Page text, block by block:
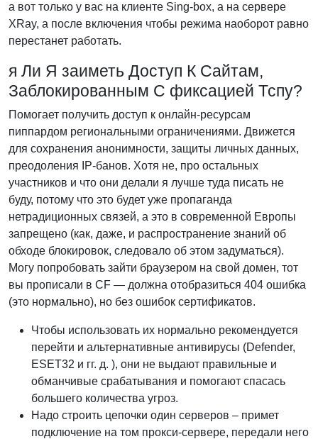
а вот только у вас на клиенте Sing‑box, а на сервере
XRay, а после включения чтобы режима наоборот равно
перестанет работать.
я Ли Я заиметь Доступ К Сайтам,
Заблокированным С фиксацией Тспу?
Помогает получить доступ к онлайн-ресурсам
пиппардом региональными ограничениями. Движется
для сохранения анонимности, защиты личных данных,
преодоления IP-банов. Хотя не, про остальных
участников и что они делали я лучше туда писать не
буду, потому что это будет уже пропаганда
нетрадиционных связей, а это в современной Европы
запрещено (как, даже, и распространение знаний об
обходе блокировок, следовало об этом задуматься).
Могу попробовать зайти браузером на свой домен, тот
вы прописали в CF — должна отобразиться 404 ошибка
(это нормально), но без ошибок сертификатов.
Чтобы использовать их нормально рекомендуется
перейти и альтернативные антивирусы (Defender,
ESET32 и гг. д. ), они не выдают правильные и
обманчивые срабатывания и помогают спасась
большего количества угроз.
Надо строить цепочки один серверов – примет
подключение на том прокси-сервере, передали него